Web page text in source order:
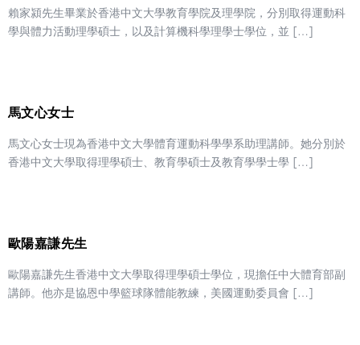
賴家潁先生畢業於香港中文大學教育學院及理學院，分別取得運動科
學與體力活動理學碩士，以及計算機科學理學士學位，並 […]
馬文心女士
馬文心女士現為香港中文大學體育運動科學學系助理講師。她分別於
香港中文大學取得理學碩士、教育學碩士及教育學學士學 […]
歐陽嘉謙先生
歐陽嘉謙先生香港中文大學取得理學碩士學位，現擔任中大體育部副
講師。他亦是協恩中學籃球隊體能教練，美國運動委員會 […]